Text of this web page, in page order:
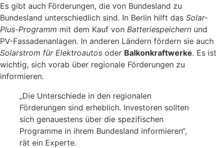
Es gibt auch Förderungen, die von Bundesland zu
Bundesland unterschiedlich sind. In Berlin hilft das Solar-
Plus-Programm mit dem Kauf von Batteriespeichern und
PV-Fassadenanlagen. In anderen Ländern fördern sie auch
Solarstrom für Elektroautos oder Balkonkraftwerke. Es ist
wichtig, sich vorab über regionale Förderungen zu
informieren.
„Die Unterschiede in den regionalen
Förderungen sind erheblich. Investoren sollten
sich genauestens über die spezifischen
Programme in ihrem Bundesland informieren“,
rät ein Experte.